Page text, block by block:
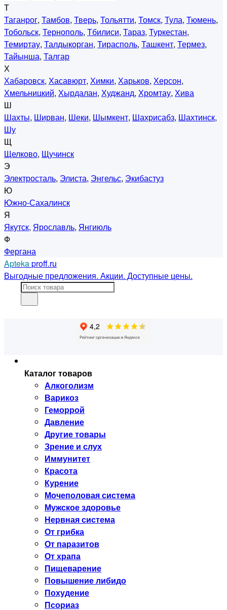
Т
Таганрог, Тамбов, Тверь, Тольятти, Томск, Тула, Тюмень,
Тобольск, Тернополь, Тбилиси, Тараз, Туркестан,
Темиртау, Талдыкорган, Тирасполь, Ташкент, Термез,
Тайынша, Талгар
Х
Хабаровск, Хасавюрт, Химки, Харьков, Херсон,
Хмельницкий, Хырдалан, Худжанд, Хромтау, Хива
Ш
Шахты, Ширван, Шеки, Шымкент, Шахрисабз, Шахтинск,
Шу
Щ
Щелково, Щучинск
Э
Электросталь, Элиста, Энгельс, Экибастуз
Ю
Южно-Сахалинск
Я
Якутск, Ярославль, Янгиюль
Ф
Фергана
Aptekaproff.ru
Выгодные предложения. Акции. Доступные цены.
Каталог товаров
Алкоголизм
Варикоз
Геморрой
Давление
Другие товары
Зрение и слух
Иммунитет
Красота
Курение
Мочеполовая система
Мужское здоровье
Нервная система
От грибка
От паразитов
От храпа
Пищеварение
Повышение либидо
Похудение
Псориаз